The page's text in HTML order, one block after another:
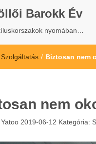
Barokk Év
nyomában…
Szolgáltatás / Biztosan nem
nem
Yatoo 2019-06-12 Kategória: